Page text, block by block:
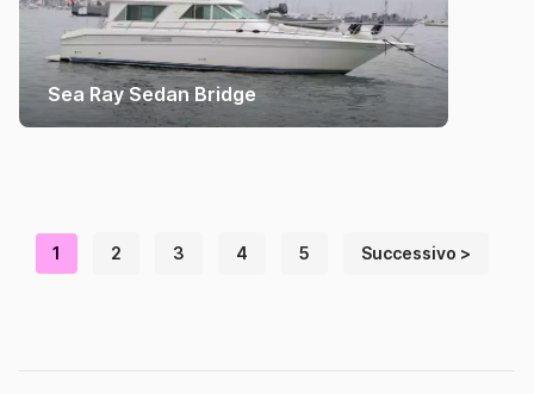
Sea Ray Sedan Bridge
1 2 3 4 5 Successivo >